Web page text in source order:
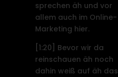
sprechen äh und vor
allem auch im Online-
Marketing hier.
[1:20]
Bevor wir da
reinschauen äh noch
dahin weiß auf äh das